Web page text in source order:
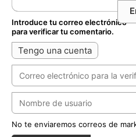
Introduce tu correo electrónico
para verificar tu comentario.
Tengo una cuenta
No te enviaremos correos de